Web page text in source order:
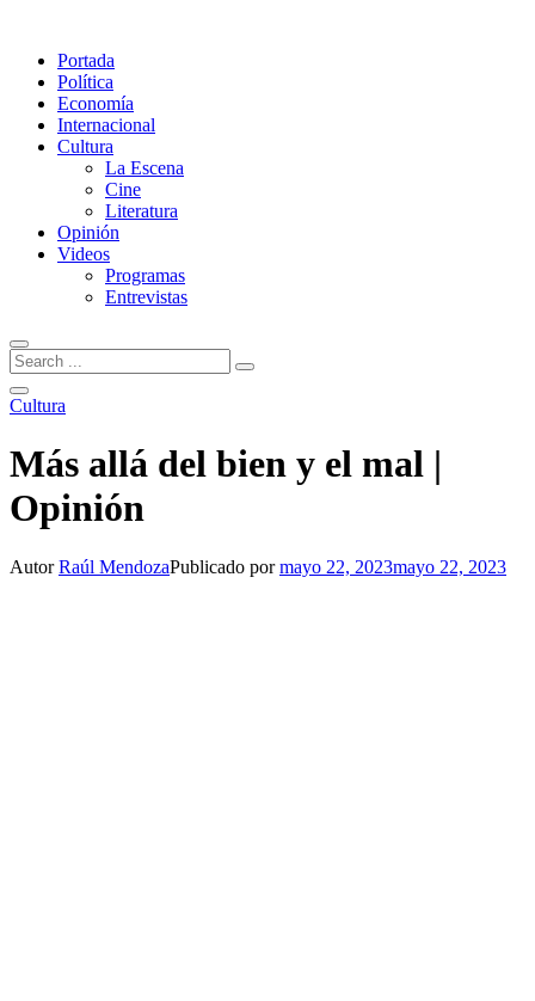
Portada
Política
Economía
Internacional
Cultura
La Escena
Cine
Literatura
Opinión
Videos
Programas
Entrevistas
Cultura
Más allá del bien y el mal |
Opinión
AutorRaúl MendozaPublicado pormayo 22, 2023mayo 22, 2023